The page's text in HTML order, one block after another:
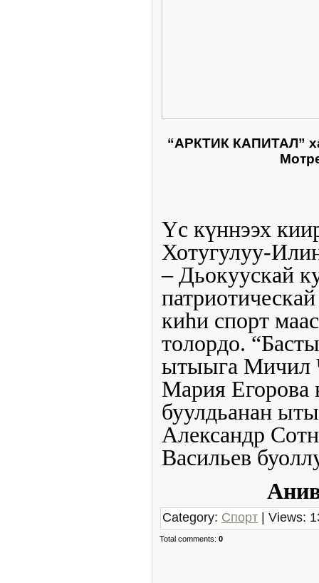
“АРКТИК КАПИТАЛ”
Үс күннээх
Хотугулуу-
– Дьокуускай
киһи спорт
толордо.
ытыыга Мичил
Мария Егорова
буулдьанан
Александр
Васильев
Category: Спорт | Views:
Total comments: 0